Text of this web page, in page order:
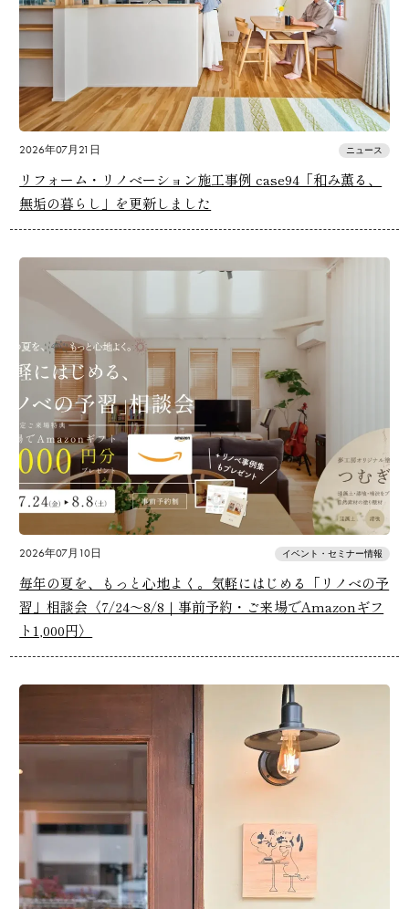
2026年07月21日 ニュース
リフォーム・リノベーション施工事例 case94「和み薫る、
無垢の暮らし」を更新しました
2026年07月10日 イベント・セミナー情報
毎年の夏を、もっと心地よく。気軽にはじめる「リノベの予
習」相談会〈7/24～8/8｜事前予約・ご来場でAmazonギフ
ト1,000円〉